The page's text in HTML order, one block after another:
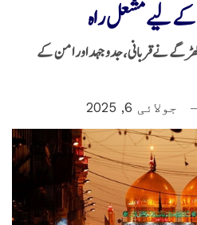
کے لیے مشعل راہ
نےقربانی، جدوجہد اور امن کے
جولائی 6, 2025